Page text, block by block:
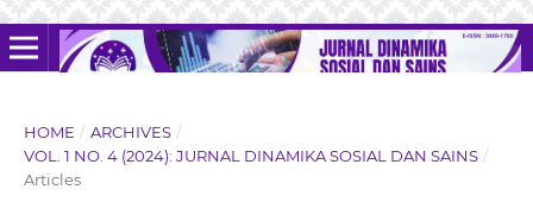
HOME / ARCHIVES /
VOL. 1 NO. 4 (2024): JURNAL DINAMIKA SOSIAL DAN SAINS /
Articles